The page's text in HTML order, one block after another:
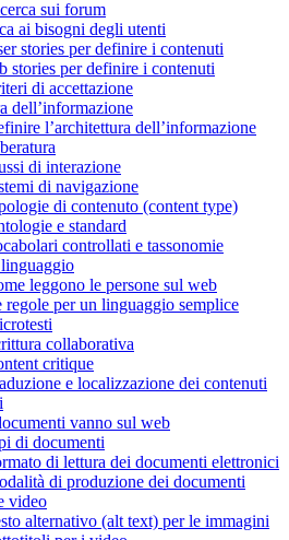
sui forum
ai bisogni degli utenti
stories per definire i contenuti
stories per definire i contenuti
di accettazione
dell’informazione
l’architettura dell’informazione
di interazione
di navigazione
di contenuto (content type)
e standard
controllati e tassonomie
leggono le persone sul web
regole per un linguaggio semplice
collaborativa
critique
e localizzazione dei contenuti
vanno sul web
di documenti
di lettura dei documenti elettronici
di produzione dei documenti
video
alternativo (alt text) per le immagini